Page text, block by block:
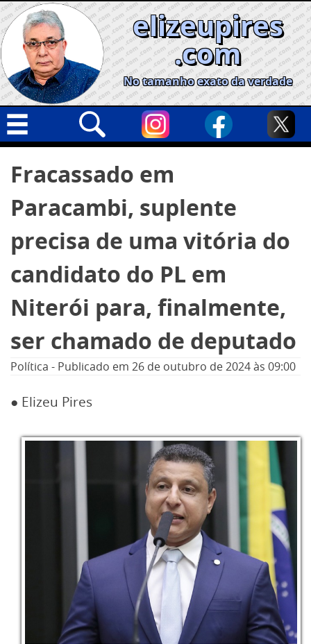
Skip
to
content
elizeupires
.com
No tamanho exato da verdade
Geral
Cidades
Nacional
Opinião
Informe especial
por:
Fracassado em
Paracambi, suplente
precisa de uma vitória do
candidato do PL em
Niterói para, finalmente,
ser chamado de deputado
Política - Publicado em 26 de outubro de 2024às 09:00
● Elizeu Pires